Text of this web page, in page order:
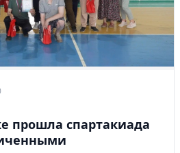
прошла спартакиада